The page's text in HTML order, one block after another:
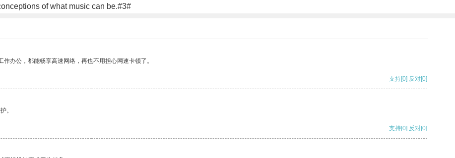
of what music can be.#3#
办公，都能畅享高速网络，再也不用担心网速卡顿了。
支持[0] 反对[0]
。
支持[0] 反对[0]